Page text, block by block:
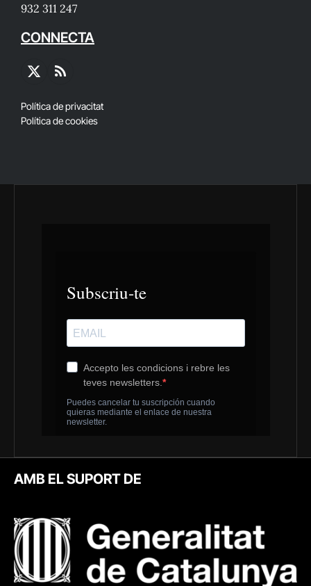
932 311 247
CONNECTA
X
RSS
Política de privacitat
Política de cookies
AMB EL SUPORT DE